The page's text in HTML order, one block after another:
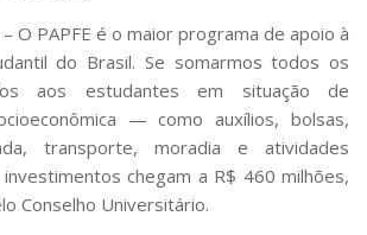
– O PAPFE é o maior programa de apoio à
do Brasil. Se somarmos todos os
aos estudantes em situação de
— como auxílios, bolsas,
transporte, moradia e atividades
chegam a R$ 460 milhões,
Conselho Universitário.